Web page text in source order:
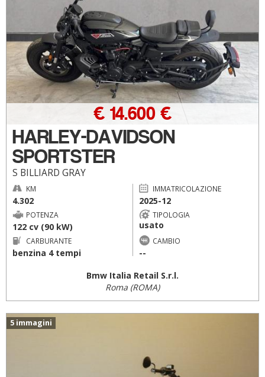
HARLEY-DAVIDSON
SPORTSTER
S BILLIARD GRAY
€ 14.600 €
KM
4.302
IMMATRICOLAZIONE
2025-12
POTENZA
122 cv (90 kW)
TIPOLOGIA
usato
CARBURANTE
benzina 4 tempi
CAMBIO
--
Bmw Italia Retail S.r.l.
Roma (ROMA)
5 immagini